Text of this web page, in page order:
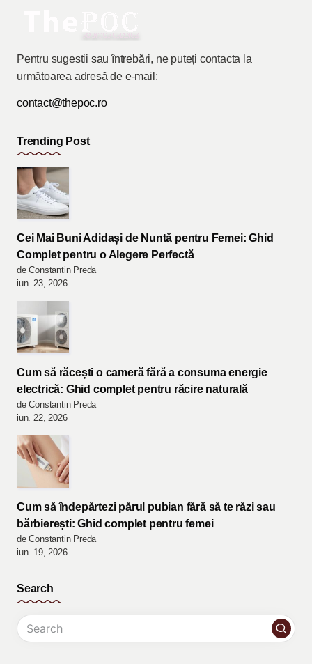
Pentru sugestii sau întrebări, ne puteți contacta la
următoarea adresă de e-mail:
contact@thepoc.ro
Trending Post
Cei Mai Buni Adidași de Nuntă pentru Femei: Ghid
Complet pentru o Alegere Perfectă
de Constantin Preda
iun. 23, 2026
Cum să răcești o cameră fără a consuma energie
electrică: Ghid complet pentru răcire naturală
de Constantin Preda
iun. 22, 2026
Cum să îndepărtezi părul pubian fără să te răzi sau
bărbierești: Ghid complet pentru femei
de Constantin Preda
iun. 19, 2026
Search